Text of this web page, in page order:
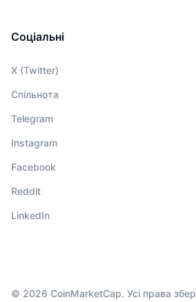
Соціальні
X (Twitter)
Спільнота
Telegram
Instagram
Facebook
Reddit
LinkedIn
© 2026 CoinMarketCap. Усі права